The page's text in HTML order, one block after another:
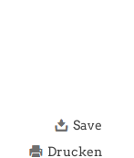
Save
Drucken